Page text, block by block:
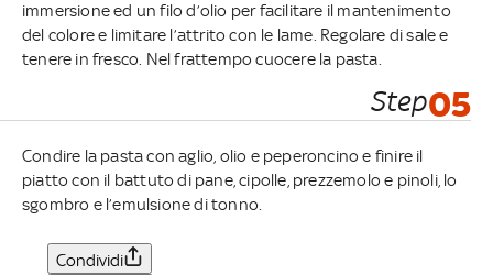
immersione ed un filo d’olio per facilitare il mantenimento
del colore e limitare l’attrito con le lame. Regolare di sale e
tenere in fresco. Nel frattempo cuocere la pasta.
Step05
Condire la pasta con aglio, olio e peperoncino e finire il
piatto con il battuto di pane, cipolle, prezzemolo e pinoli, lo
sgombro e l’emulsione di tonno.
Condividi